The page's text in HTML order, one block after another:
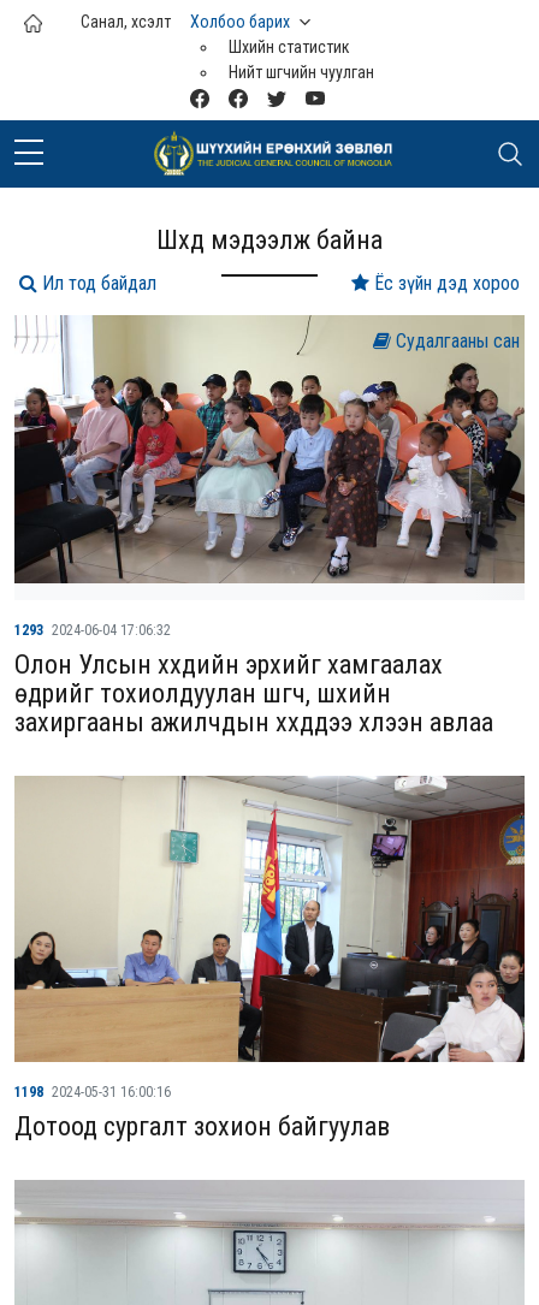
Үндсэн агуулга руу шилжих
Санал, хүсэлт
Холбоо барих
Шүүхийн статистик
Нийт шүүгчийн чуулган
Шүүхүүд мэдээлж байна
1293 2024-06-04 17:06:32
Олон Улсын хүүхдийн эрхийг хамгаалах
өдрийг тохиолдуулан шүүгч, шүүхийн
захиргааны ажилчдын хүүхдүүдээ хүлээн авлаа
1198 2024-05-31 16:00:16
Дотоод сургалт зохион байгуулав
Судалгааны сан
Ёс зүйн дэд хороо
Ил тод байдал